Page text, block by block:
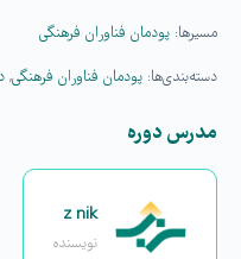
مسیرها: پودمان فناوران فرهنگی
دسته‌بندی‌ها: پودمان فناوران فرهنگی,
مدرس دوره
z nik
نویسنده